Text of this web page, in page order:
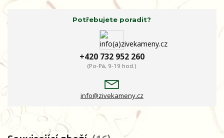
Potřebujete poradit?
+420 732 952 260
(Po-Pá, 9-19 hod.)
info@zivekameny.cz